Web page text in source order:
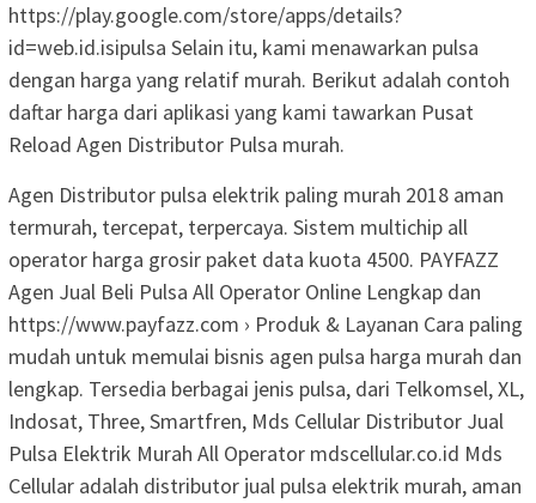
https://play.google.com/store/apps/details?
id=web.id.isipulsa Selain itu, kami menawarkan pulsa
dengan harga yang relatif murah. Berikut adalah contoh
daftar harga dari aplikasi yang kami tawarkan Pusat
Reload Agen Distributor Pulsa murah.
Agen Distributor pulsa elektrik paling murah 2018 aman
termurah, tercepat, terpercaya. Sistem multichip all
operator harga grosir paket data kuota 4500. PAYFAZZ
Agen Jual Beli Pulsa All Operator Online Lengkap dan
https://www.payfazz.com › Produk & Layanan Cara paling
mudah untuk memulai bisnis agen pulsa harga murah dan
lengkap. Tersedia berbagai jenis pulsa, dari Telkomsel, XL,
Indosat, Three, Smartfren, Mds Cellular Distributor Jual
Pulsa Elektrik Murah All Operator mdscellular.co.id Mds
Cellular adalah distributor jual pulsa elektrik murah, aman